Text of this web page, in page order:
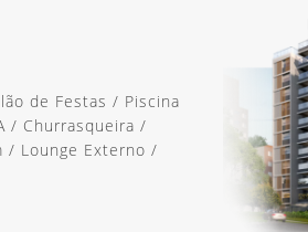
de Festas / Piscina
/ Churrasqueira /
/ Lounge Externo /